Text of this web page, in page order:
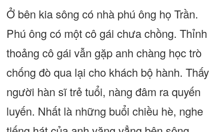
Ở bên kia sông có nhà phú ông họ Trần.
Phú ông có một cô gái chưa chồng. Thỉnh
thoảng cô gái vẫn gặp anh chàng học trò
chống đò qua lại cho khách bộ hành. Thấy
người hàn sĩ trẻ tuổi, nàng đâm ra quyến
luyến. Nhất là những buổi chiều hè, nghe